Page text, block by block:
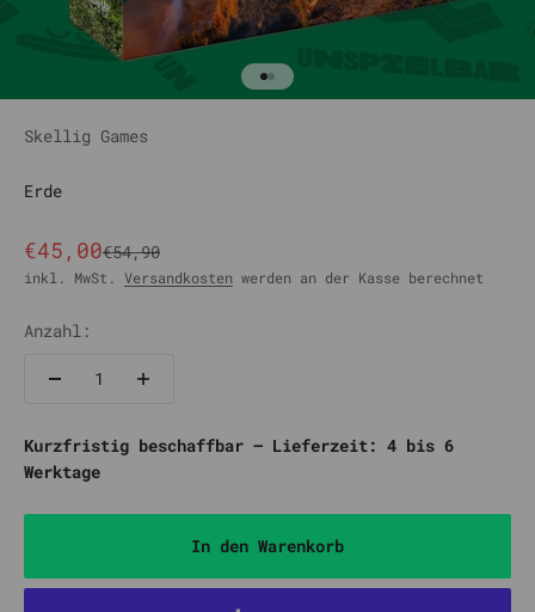
Gehe zu Element 1
Gehe zu Element 2
Skellig Games
Erde
Angebot
€45,00Regulärer Preis
€54,90
inkl. MwSt. Versandkosten werden an der Kasse berechnet
Anzahl:
Kurzfristig beschaffbar – Lieferzeit: 4 bis 6
Werktage
In den Warenkorb